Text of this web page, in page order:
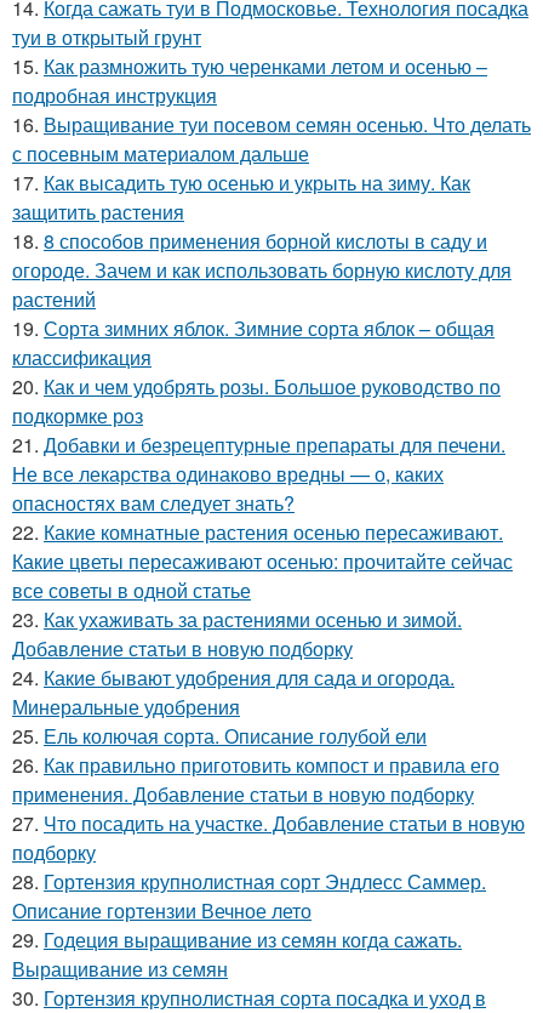
14. Когда сажать туи в Подмосковье. Технология посадка
туи в открытый грунт
15. Как размножить тую черенками летом и осенью –
подробная инструкция
16. Выращивание туи посевом семян осенью. Что делать
с посевным материалом дальше
17. Как высадить тую осенью и укрыть на зиму. Как
защитить растения
18. 8 способов применения борной кислоты в саду и
огороде. Зачем и как использовать борную кислоту для
растений
19. Сорта зимних яблок. Зимние сорта яблок – общая
классификация
20. Как и чем удобрять розы. Большое руководство по
подкормке роз
21. Добавки и безрецептурные препараты для печени.
Не все лекарства одинаково вредны — о, каких
опасностях вам следует знать?
22. Какие комнатные растения осенью пересаживают.
Какие цветы пересаживают осенью: прочитайте сейчас
все советы в одной статье
23. Как ухаживать за растениями осенью и зимой.
Добавление статьи в новую подборку
24. Какие бывают удобрения для сада и огорода.
Минеральные удобрения
25. Ель колючая сорта. Описание голубой ели
26. Как правильно приготовить компост и правила его
применения. Добавление статьи в новую подборку
27. Что посадить на участке. Добавление статьи в новую
подборку
28. Гортензия крупнолистная сорт Эндлесс Саммер.
Описание гортензии Вечное лето
29. Годеция выращивание из семян когда сажать.
Выращивание из семян
30. Гортензия крупнолистная сорта посадка и уход в